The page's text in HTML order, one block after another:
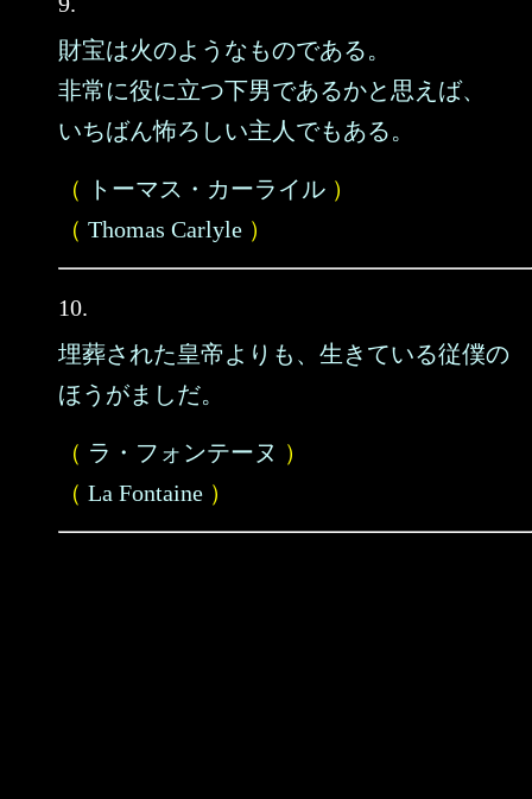
財宝は火のようなものである。
非常に役に立つ下男であるかと思えば、
いちばん怖ろしい主人でもある。
（ トーマス・カーライル ）
（ Thomas Carlyle ）
10.
埋葬された皇帝よりも、生きている従僕の
ほうがましだ。
（ ラ・フォンテーヌ ）
（ La Fontaine ）